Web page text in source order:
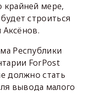
крайней мере,
строиться
Аксёнов.
Республики
ForPost
должно стать
вывода малого